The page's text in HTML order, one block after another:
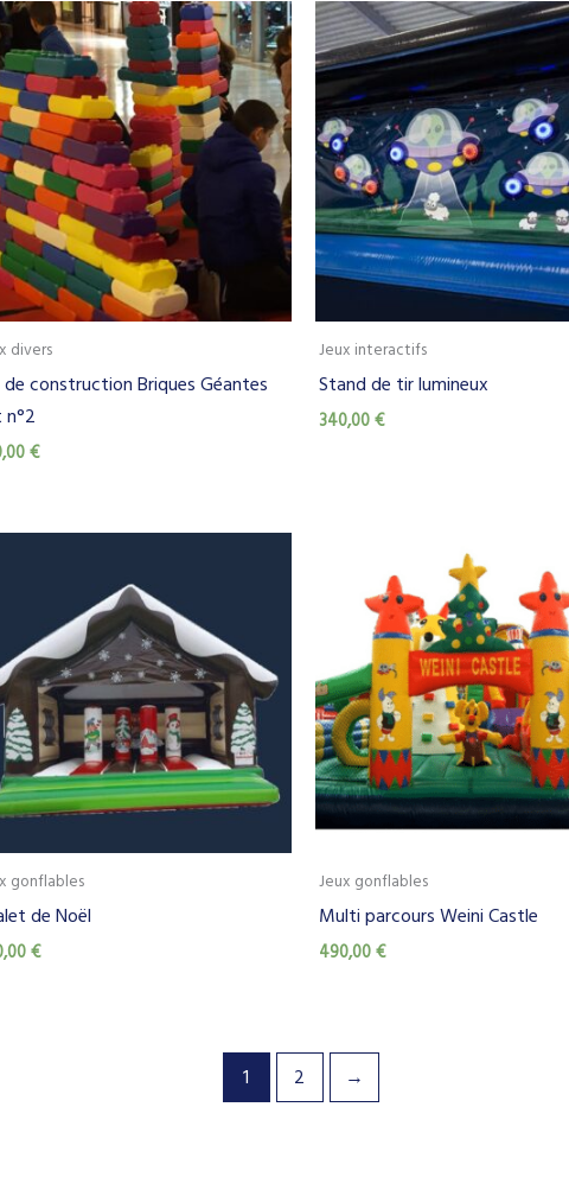
divers
de construction Briques Géantes
n°2
€
Jeux interactifs
Stand de tir lumineux
340,00€
gonflables
de Noël
€
Jeux gonflables
Multi parcours Weini Castle
490,00€
1 2 →